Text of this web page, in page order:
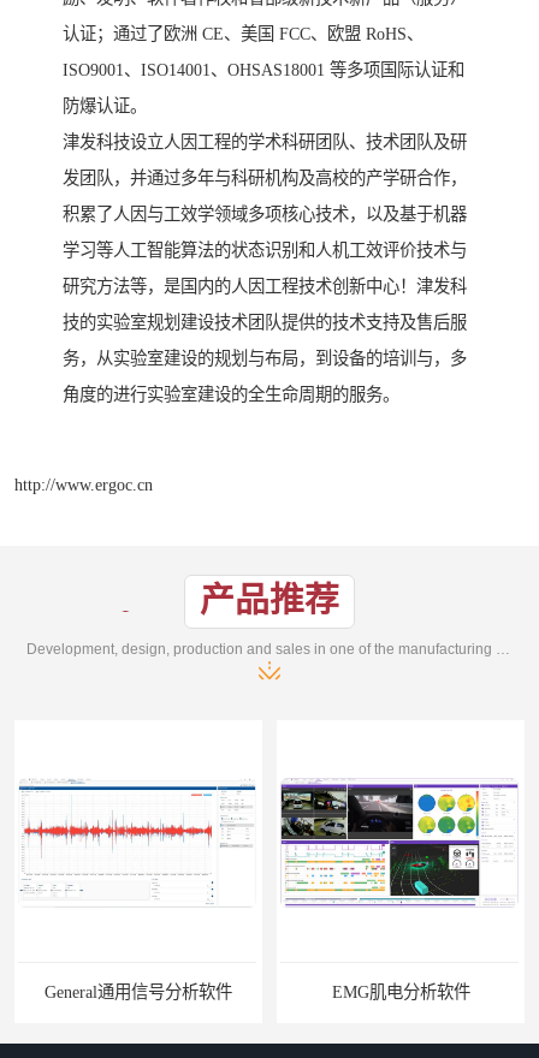
认证；通过了欧洲 CE、美国 FCC、欧盟 RoHS、
ISO9001、ISO14001、OHSAS18001 等多项国际认证和
防爆认证。
津发科技设立人因工程的学术科研团队、技术团队及研
发团队，并通过多年与科研机构及高校的产学研合作，
积累了人因与工效学领域多项核心技术，以及基于机器
学习等人工智能算法的状态识别和人机工效评价技术与
研究方法等，是国内的人因工程技术创新中心！津发科
技的实验室规划建设技术团队提供的技术支持及售后服
务，从实验室建设的规划与布局，到设备的培训与，多
角度的进行实验室建设的全生命周期的服务。
http://www.ergoc.cn
产品推荐
EMG肌电分析软件